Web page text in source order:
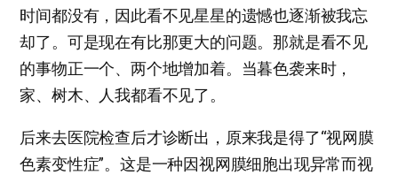
时间都没有，因此看不见星星的遗憾也逐渐被我忘
却了。可是现在有比那更大的问题。那就是看不见
的事物正一个、两个地增加着。当暮色袭来时，
家、树木、人我都看不见了。
后来去医院检查后才诊断出，原来我是得了“视网膜
色素变性症”。这是一种因视网膜细胞出现异常而视